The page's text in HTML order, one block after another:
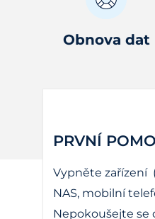
Obnova dat
PRVNÍ
Vypněte zařízení
NAS, mobilní
Nepokoušejte se